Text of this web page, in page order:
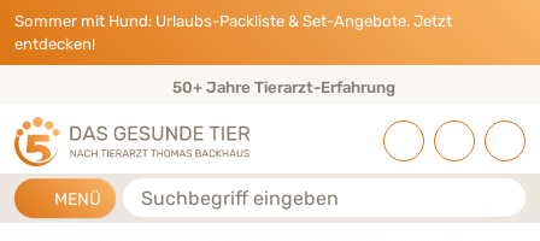
Direkt zu:
INHALT
HAUPTMENÜ
FOOTER
Sommer mit Hund: Urlaubs-Packliste & Set-Angebote. Jetzt
entdecken!
Eigene Tierarztpraxis & Expertenteam
MENÜ Suche